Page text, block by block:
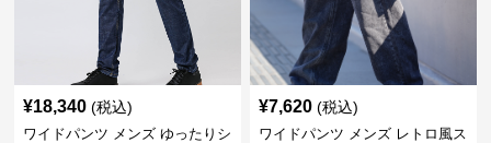
¥18,340 (税込)
ワイドパンツ メンズ ゆったりシ
¥7,620 (税込)
ワイドパンツ メンズ レトロ風ス